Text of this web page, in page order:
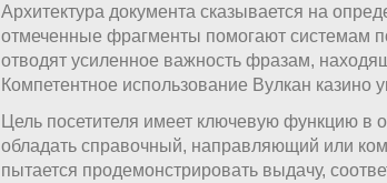
Архитектура документа сказывается на
отмеченные фрагменты помогают системам
отводят усиленное важность фразам,
Компетентное использование Вулкан
Цель посетителя имеет ключевую функцию в
обладать справочный, направляющий или
пытается продемонстрировать выдачу,